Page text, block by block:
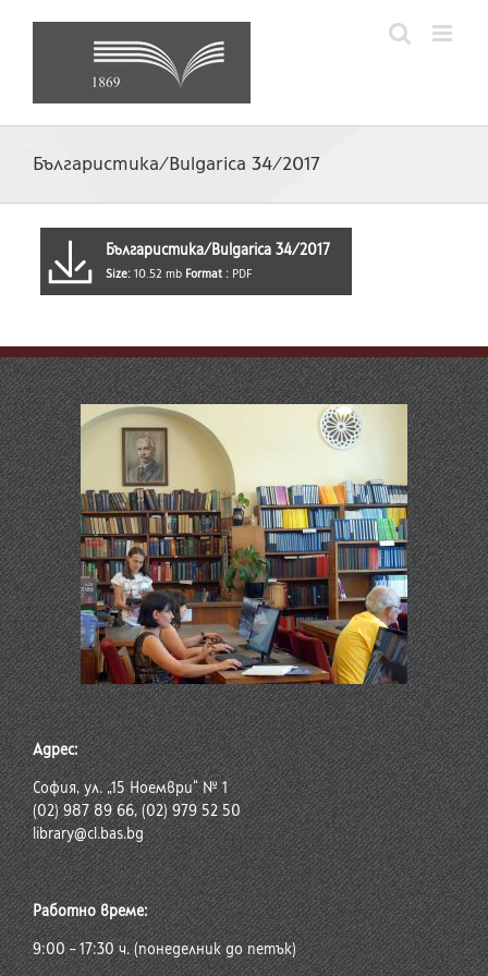
Българистика/Bulgarica 34/2017
Българистика/Bulgarica 34/2017
Size: 10.52 mb Format : PDF
Адрес:
София, ул. „15 Ноември“ № 1
(02) 987 89 66, (02) 979 52 50
library@cl.bas.bg
Работно време:
9:00 – 17:30 ч. (понеделник до петък)